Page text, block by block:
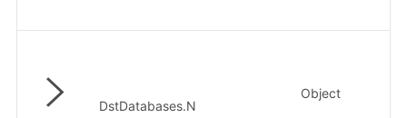
DstDatabases.N
Object